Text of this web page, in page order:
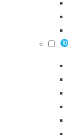
10